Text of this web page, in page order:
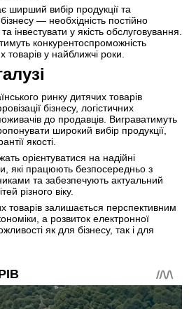
ширший вибір продукції та
— необхідність постійно
інвестувати у якість обслуговування.
конкурентоспроможність
товарів у найближчі роки.
ринку дитячих товарів
бізнесу, логістичних
до продавців. Виграватимуть
широкий вибір продукції,
якості.
орієнтуватися на надійні
які працюють безпосередньо з
та забезпечують актуальний
різного віку.
товарів залишається перспективним
а розвиток електронної
як для бізнесу, так і для